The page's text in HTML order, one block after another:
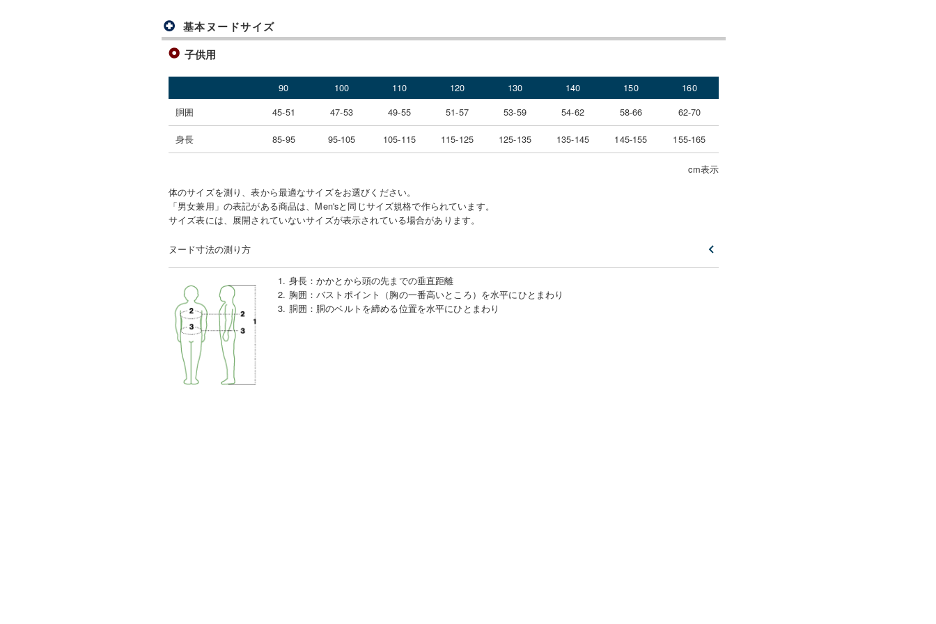
基本ヌードサイズ
子供用
90 100 110 120 130 140 150
160
胴囲
45-51 47-53 49-55 51-57 53-59 54-62 58-66 62-70
身長 85-95 95-105 105-115 115-125 125-135 135-145 145-155 155-165
cm表示
体のサイズを測り、表から最適なサイズをお選びください。
「男女兼用」の表記がある商品は、Men'sと同じサイズ規格で作られています。
サイズ表には、展開されていないサイズが表示されている場合があります。
ヌード寸法の測り方
1. 身長 ：かかとから頭の先までの垂直距離
2. 胸囲 ：バストポイント（胸の一番高いところ）を水平にひとまわり
3. 胴囲 ： 胴のベルトを締める位置を水平にひとまわり